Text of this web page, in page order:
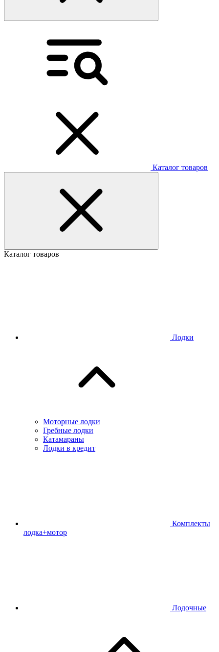
Каталог товаров
Каталог товаров
Лодки
Моторные лодки
Гребные лодки
Катамараны
Лодки в кредит
Комплекты
лодка+мотор
Лодочные